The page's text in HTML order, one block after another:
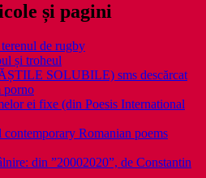
și pagini
de rugby
și troheul
SOLUBILE) sms descărcat
porno
ei fixe (din Poesis International
Romanian poems
din ”20002020”, de Constantin